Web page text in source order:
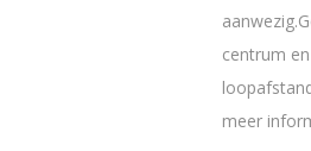
centrum
meer